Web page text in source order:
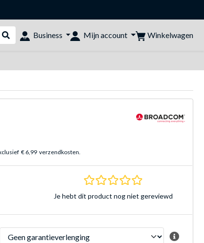
Webshop doorzoeken
Business Mijn account Winkelwagen
€ 6,99 verzendkosten.
0.0 sterren
Je hebt dit product nog niet gereviewd